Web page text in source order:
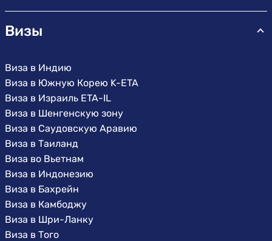
Визы
Виза в Индию
Виза в Южную Корею K-ETA
Виза в Израиль ETA-IL
Виза в Шенгенскую зону
Виза в Саудовскую Аравию
Виза в Таиланд
Виза во Вьетнам
Виза в Индонезию
Виза в Бахрейн
Виза в Камбоджу
Виза в Шри-Ланку
Виза в Того